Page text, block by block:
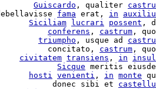
Guiscardo , qualiter
fama erat, in
Siciliam lucrari possent ,
conferens , castrum ,
triumpho , usque ad
concitato, castrum ,
civitatem transiens , in
Sicque meritis
hosti venienti , in monte
donec sibi et